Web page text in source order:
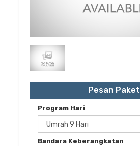
ProHajj Travel
Pesan Paket
Program Hari
Bandara Keberangkatan